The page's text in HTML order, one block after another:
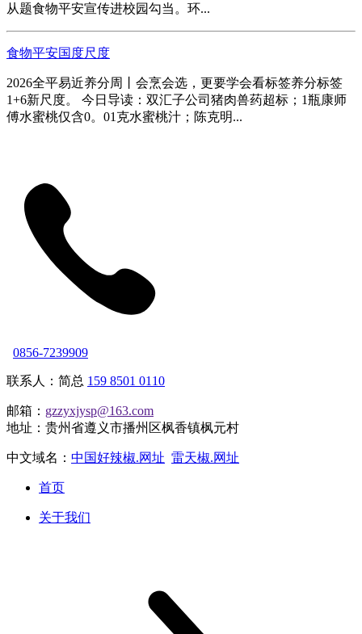
从题食物平安宣传进校园勾当。环...
食物平安国度尺度
2026全平易近养分周丨会烹会选，更要学会看标签养分标签
1+6新尺度。 今日导读：双汇子公司猪肉兽药超标；1瓶康师
傅水蜜桃仅含0。01克水蜜桃汁；陈克明...
0856-7239909
联系人：简总 159 8501 0110
邮箱： gzzyxjysp@163.com
地址：贵州省遵义市播州区枫香镇枫元村
中文域名： 中国好辣椒.网址 雷天椒.网址
首页
关于我们